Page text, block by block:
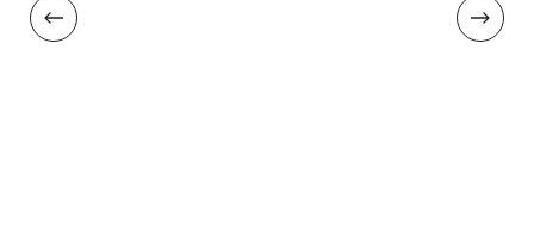
АКСЕССУАРЫ